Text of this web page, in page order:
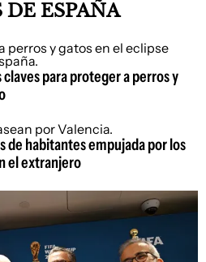
ESPAÑA
claves para proteger a perros y
de habitantes empujada por los
el extranjero